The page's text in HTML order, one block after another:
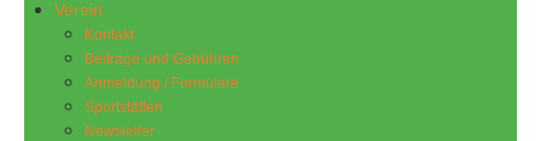
Verein
Kontakt
Beiträge und Gebühren
Anmeldung / Formulare
Sportstätten
Newsletter